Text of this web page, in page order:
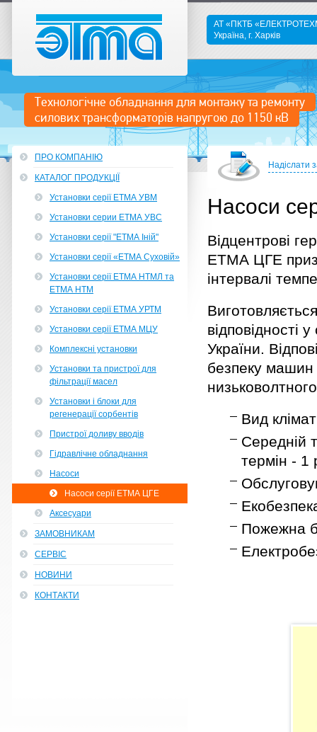
Технологічне обладнання для монтажу та ремонту
силових трансформаторів напругою до 1150 кВ
АТ «ПКТБ
Україна, г. Харків
Надіслати
Насоси
Відцентрові
ЕТМА ЦГЕ
інтервалі
відповідності
України.
безпеку машин
Вид
Середній
термін - 1
Пожежна
ПРО КОМПАНІЮ
КАТАЛОГ ПРОДУКЦІЇ
Установки серії ЕТМА УВМ
Установки серии ЕТМА УВС
Установки серії "ЕТМА Іній"
Установки серії «ЕТМА Суховій»
Установки серії ЕТМА НТМЛ та
ЕТМА НТМ
Установки серії ЕТМА УРТМ
Установки серії ЕТМА МЦУ
Комплексні установки
Установки та пристрої для
фільтрації масел
Установки і блоки для
регенерації сорбентів
Пристрої доливу вводів
Гідравлічне обладнання
Насоси
Насоси серії ЕТМА ЦГЕ
Аксесуари
ЗАМОВНИКАМ
СЕРВІС
НОВИНИ
КОНТАКТИ